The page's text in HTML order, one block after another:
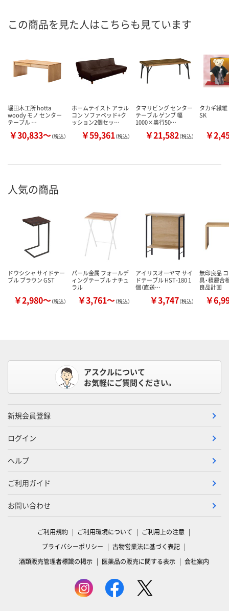
この商品を見た人はこちらも見ています
堀田木工所 hotta
woody モノ センター
テーブル …
￥30,833～（税込）
ホームテイスト アラル
コン ソファベッド+ク
ッション2個セッ…
￥59,361（税込）
タマリビング センター
テーブル ゲンブ 幅
1000×奥行50…
￥21,582（税込）
タカギ繊
SK
￥
人気の商品
ドウシシャ サイドテー
ブル ブラウン GST
￥2,980～（税込）
パール金属 フォールデ
ィングテーブル ナチュ
ラル
￥3,761～（税込）
アイリスオーヤマ サイ
ドテーブル HST-180 1
個（直送…
￥3,747（税込）
無印良品
具・積層合
良品計画
￥
アスクルについて
お気軽にご質問ください。
新規会員登録
ログイン
ヘルプ
ご利用ガイド
お問い合わせ
ご利用規約 ご利用環境について
ご利用上の注意
プライバシーポリシー
古物営業法に基づく表記
酒類販売管理者標識の掲示
医薬品の販売に関する表示 会社案内